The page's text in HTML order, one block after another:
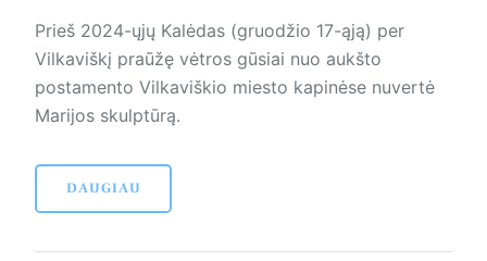
Prieš 2024-ųjų Kalėdas (gruodžio 17-ąją) per
Vilkaviškį praūžę vėtros gūsiai nuo aukšto
postamento Vilkaviškio miesto kapinėse nuvertė
Marijos skulptūrą.
DAUGIAU